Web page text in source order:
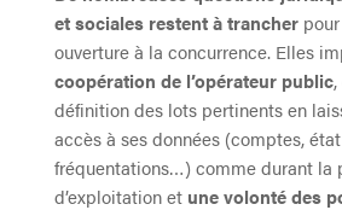
et sociales restent à trancherpour
ouverture à la concurrence. Elles
coopération de l’opérateur public
définition des lots pertinents en
accès à ses données (comptes,
fréquentations…) comme durant la
d’exploitation et une volonté des